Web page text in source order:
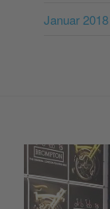
Januar 2018